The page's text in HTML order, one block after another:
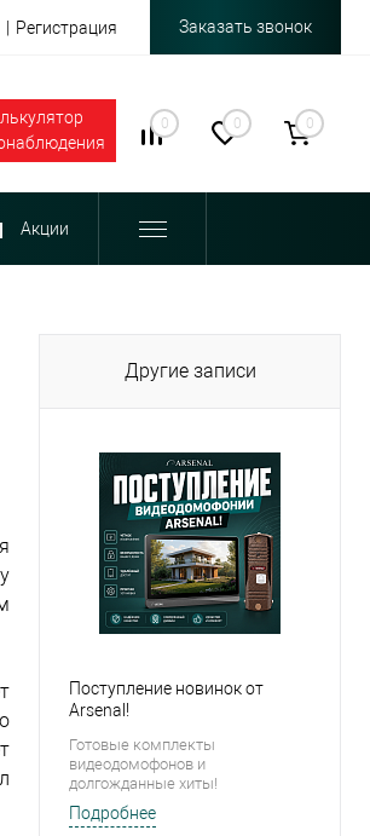
Регистрация Заказать звонок
0 0 0
Акции
Другие записи
Поступление новинок от
Arsenal!
Готовые комплекты
видеодомофонов и
долгожданные хиты!
Подробнее